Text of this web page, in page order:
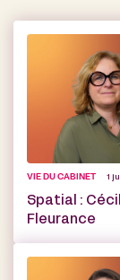
VIE DU CABINET 1
Spatial :
Fleurance